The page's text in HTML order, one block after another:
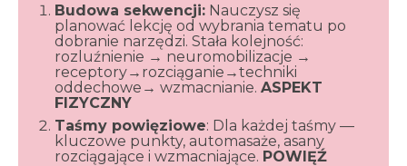
Budowa sekwencji: Nauczysz się
planować lekcję od wybrania tematu po
dobranie narzędzi. Stała kolejność:
rozluźnienie → neuromobilizacje →
receptory→rozciąganie→techniki
oddechowe→ wzmacnianie. ASPEKT
FIZYCZNY
Taśmy powięziowe: Dla każdej taśmy —
kluczowe punkty, automasaże, asany
rozciągające i wzmacniające. POWIĘŹ